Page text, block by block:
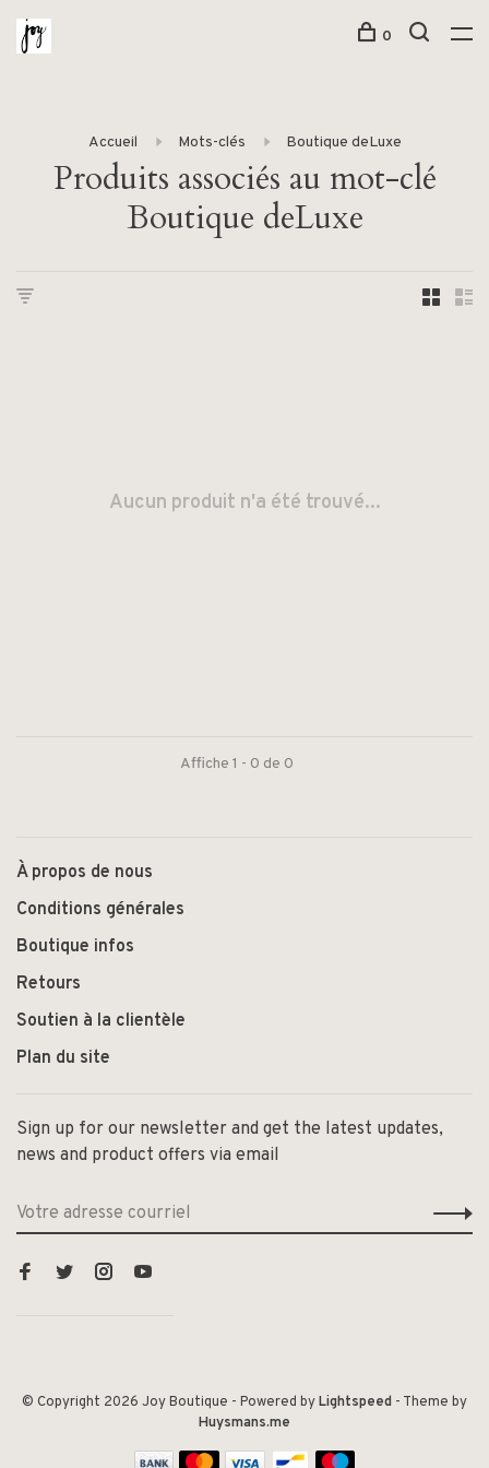
0
Accueil Mots-clés Boutique deLuxe
Produits associés au mot-clé
Boutique deLuxe
Aucun produit n'a été trouvé...
Affiche 1 - 0 de 0
À propos de nous
Conditions générales
Boutique infos
Retours
Soutien à la clientèle
Plan du site
Sign up for our newsletter and get the latest updates,
news and product offers via email
© Copyright 2026 Joy Boutique - Powered byLightspeed - Theme by
Huysmans.me